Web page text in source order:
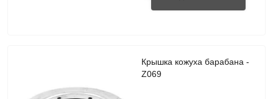
Крышка кожуха барабана -
Z069